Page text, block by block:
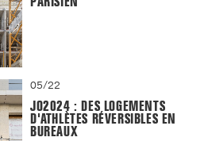
05/22
JO2024 : DES LOGEMENTS
D'ATHLÈTES RÉVERSIBLES EN
BUREAUX